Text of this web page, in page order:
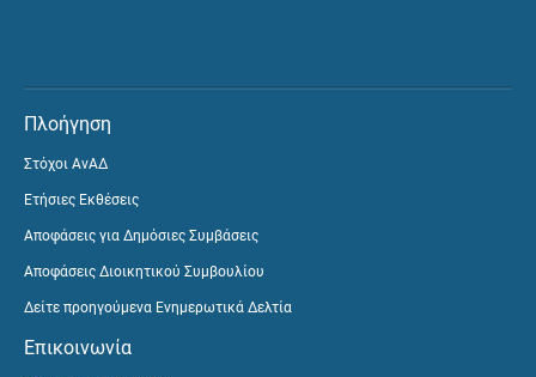
Πλοήγηση
Στόχοι ΑνΑΔ
Ετήσιες Εκθέσεις
Αποφάσεις για Δημόσιες Συμβάσεις
Αποφάσεις Διοικητικού Συμβουλίου
Δείτε προηγούμενα Ενημερωτικά Δελτία
Επικοινωνία